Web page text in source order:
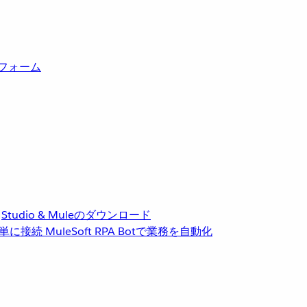
ォーム
Studio & Muleのダウンロード
に接続 MuleSoft RPA Botで業務を自動化